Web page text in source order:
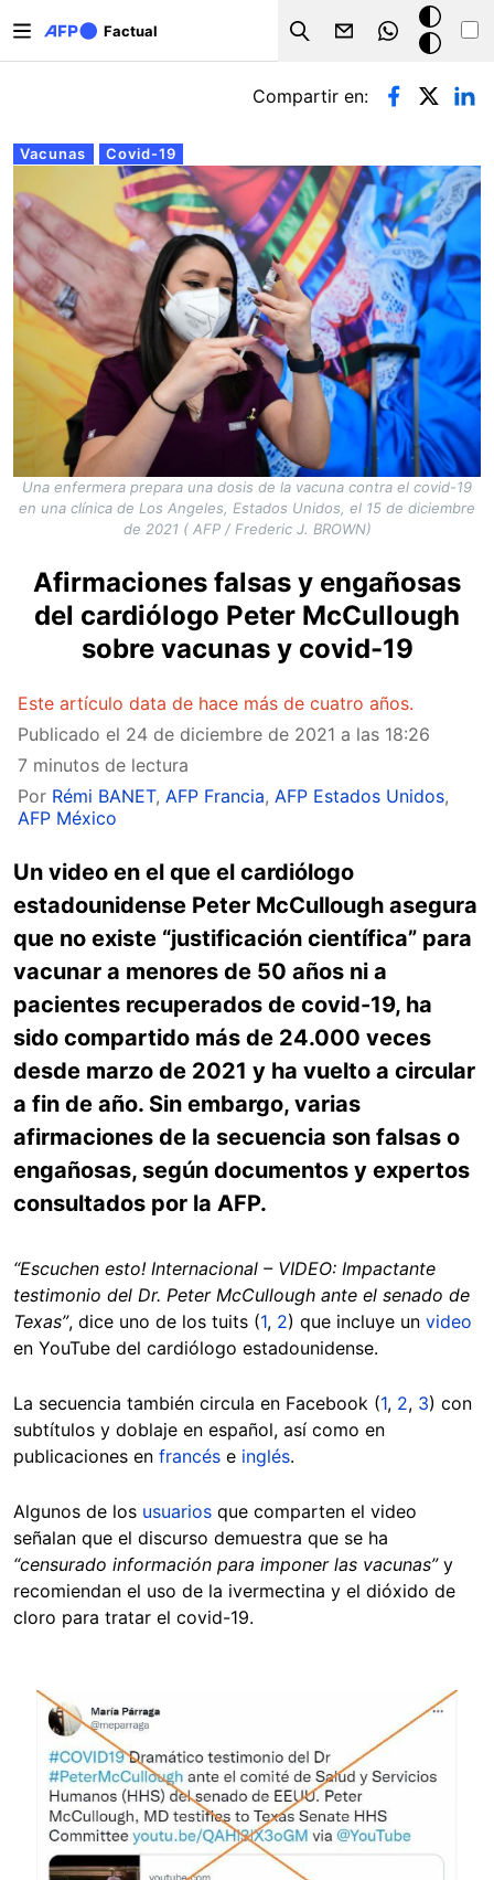
Factual
Search
Modo
oscuro
Solapas principales
Vacunas Covid-19
Compartir en:
Una enfermera prepara una dosis de la vacuna contra el covid-19
en una clínica de Los Angeles, Estados Unidos, el 15 de diciembre
de 2021 ( AFP / Frederic J. BROWN)
Afirmaciones falsas y engañosas
del cardiólogo Peter McCullough
sobre vacunas y covid-19
Este artículo data de hace más de cuatro años.
Publicado el 24 de diciembre de 2021 a las 18:26
7 minutos de lectura
Por Rémi BANET, AFP Francia, AFP Estados Unidos,
AFP México
Un video en el que el cardiólogo
estadounidense Peter McCullough asegura
que no existe “justificación científica” para
vacunar a menores de 50 años ni a
pacientes recuperados de covid-19, ha
sido compartido más de 24.000 veces
desde marzo de 2021 y ha vuelto a circular
a fin de año. Sin embargo, varias
afirmaciones de la secuencia son falsas o
engañosas, según documentos y expertos
consultados por la AFP.
“Escuchen esto! Internacional – VIDEO: Impactante
testimonio del Dr. Peter McCullough ante el senado de
Texas”, dice uno de los tuits (1, 2) que incluye un video
en YouTube del cardiólogo estadounidense.
La secuencia también circula en Facebook (1, 2, 3) con
subtítulos y doblaje en español, así como en
publicaciones en francés e inglés.
Algunos de los usuarios que comparten el video
señalan que el discurso demuestra que se ha
“censurado información para imponer las vacunas” y
recomiendan el uso de la ivermectina y el dióxido de
cloro para tratar el covid-19.
Image